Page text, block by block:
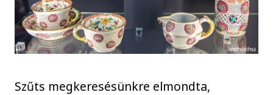
Szűts megkeresésünkre elmondta,